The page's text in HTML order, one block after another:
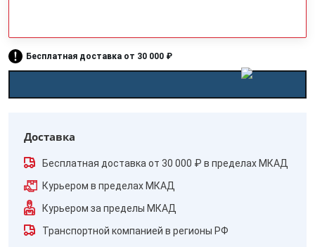
Бесплатная доставка от 30 000 ₽
Доставка
Бесплатная доставка от 30 000 ₽ в пределах МКАД
Курьером в пределах МКАД
Курьером за пределы МКАД
Транспортной компанией в регионы РФ